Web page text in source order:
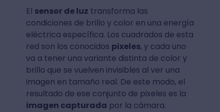
El sensor de luz transforma las
condiciones de brillo y color en una energía
eléctrica específica. Los cuadrados de esta
red son los conocidos pixeles, y cada uno
va a tener una variante distinta de color y
brillo que se vuelven invisibles al ver una
imagen en tamaño real. De este modo, el
resultado de ese conjunto de pixeles es la
imagen capturada por la cámara.